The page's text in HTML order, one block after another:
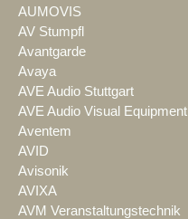
AUMOVIS
AV Stumpfl
Avantgarde
Avaya
AVE Audio Stuttgart
AVE Audio Visual Equipment
Aventem
AVID
Avisonik
AVIXA
AVM Veranstaltungstechnik